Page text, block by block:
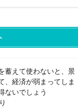
蓄えて使わないと、景
、経済が弱まってしま
ないでしょう